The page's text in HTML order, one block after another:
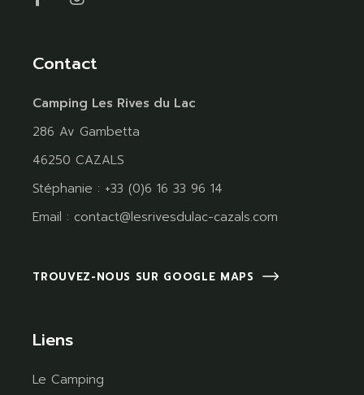
Contact
Camping Les Rives du Lac
286 Av Gambetta
46250 CAZALS
Stéphanie : +33 (0)6 16 33 96 14
Email : contact@lesrivesdulac-cazals.com
TROUVEZ-NOUS SUR GOOGLE MAPS
Liens
Le Camping